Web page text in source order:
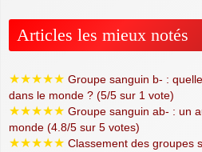
Articles les mieux notés
★★★★★ Groupe sanguin b- :
dans le monde ? (5/5 sur 1 vote)
★★★★★ Groupe sanguin ab- : un
monde (4.8/5 sur 5 votes)
★★★★★ Classement des groupes